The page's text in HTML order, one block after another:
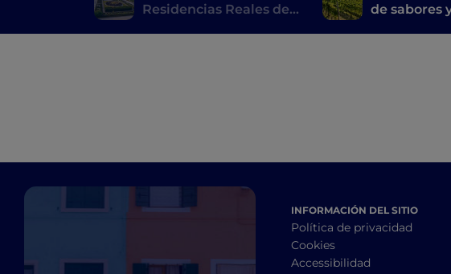
Residencias Reales del
de sabores
INFORMACIÓN DEL SITIO
Política de privacidad
Cookies
Accessibilidad